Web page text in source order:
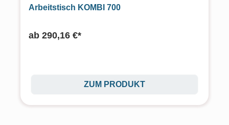
Arbeitstisch KOMBI 700
ab 290,16 €*
ZUM PRODUKT